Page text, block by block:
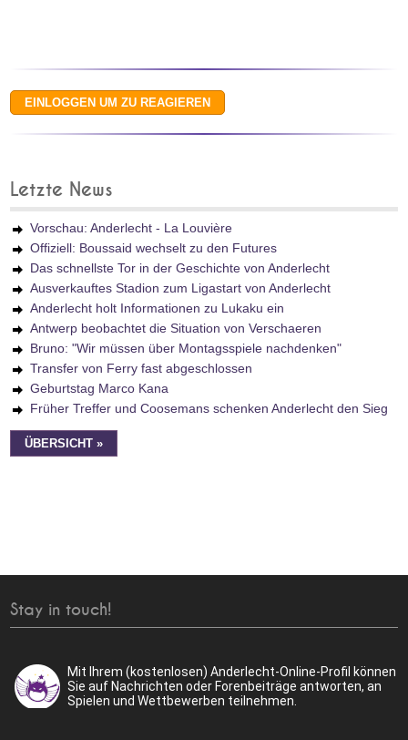
Letzte News
Vorschau: Anderlecht - La Louvière
Offiziell: Boussaid wechselt zu den Futures
Das schnellste Tor in der Geschichte von Anderlecht
Ausverkauftes Stadion zum Ligastart von Anderlecht
Anderlecht holt Informationen zu Lukaku ein
Antwerp beobachtet die Situation von Verschaeren
Bruno: "Wir müssen über Montagsspiele nachdenken"
Transfer von Ferry fast abgeschlossen
Geburtstag Marco Kana
Früher Treffer und Coosemans schenken Anderlecht den Sieg
ÜBERSICHT »
Stay in touch!
Mit Ihrem (kostenlosen) Anderlecht-Online-Profil können
Sie auf Nachrichten oder Forenbeiträge antworten, an
Spielen und Wettbewerben teilnehmen.